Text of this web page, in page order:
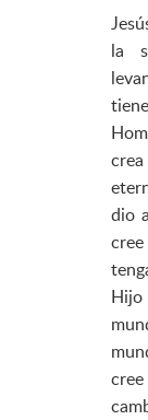
la
dio